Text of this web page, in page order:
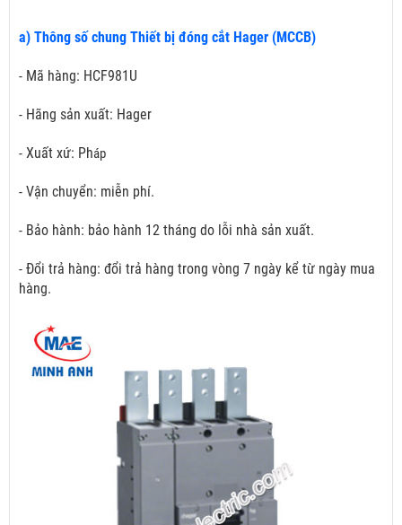
a) Thông số chung Thiết bị đóng cắt Hager (MCCB)
- Mã hàng: HCF981U
- Hãng sản xuất: Hager
- Xuất xứ: Pháp
- Vận chuyển: miễn phí.
- Bảo hành: bảo hành 12 tháng do lỗi nhà sản xuất.
- Đổi trả hàng: đổi trả hàng trong vòng 7 ngày kể từ ngày mua
hàng.